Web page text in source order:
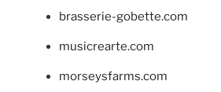
brasserie-gobette.com
musicrearte.com
morseysfarms.com